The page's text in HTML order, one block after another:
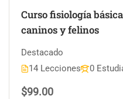
Curso fisiología
caninos y felinos
Destacado
14 Lecciones
0
$99.00